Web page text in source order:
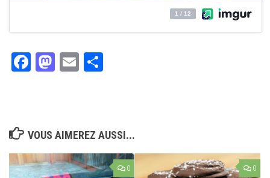
Facebook
Mastodon
Email
VOUS AIMEREZ AUSSI...
0 0